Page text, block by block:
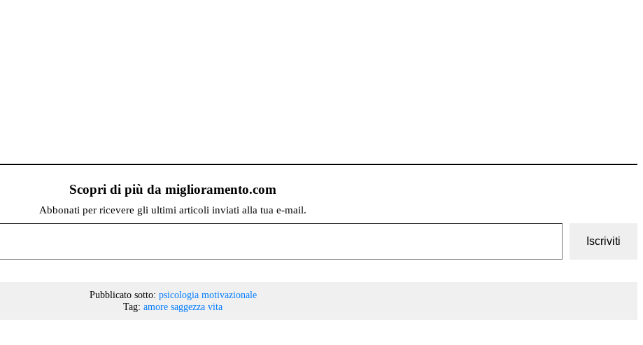
Scopri di più da miglioramento.com
Abbonati per ricevere gli ultimi articoli inviati alla tua e-mail.
Iscriviti
Pubblicato sotto: psicologia motivazionale
Tag: amore saggezza vita